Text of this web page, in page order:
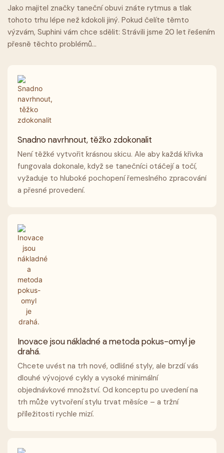
Jako majitel značky taneční obuvi znáte rytmus a tlak
tohoto trhu lépe než kdokoli jiný. Pokud čelíte těmto
výzvám, Suphini vám chce sdělit: Strávili jsme 20 let řešením
přesně těchto problémů…
Snadno navrhnout, těžko zdokonalit
Není těžké vytvořit krásnou skicu. Ale aby každá křivka
fungovala dokonale, když se tanečníci otáčejí a točí,
vyžaduje to hluboké pochopení řemeslného zpracování
a přesné provedení.
Inovace jsou nákladné a metoda pokus-omyl je
drahá.
Chcete uvést na trh nové, odlišné styly, ale brzdí vás
dlouhé vývojové cykly a vysoké minimální
objednávkové množství. Od konceptu po uvedení na
trh může vytvoření stylu trvat měsíce – a tržní
příležitosti rychle mizí.